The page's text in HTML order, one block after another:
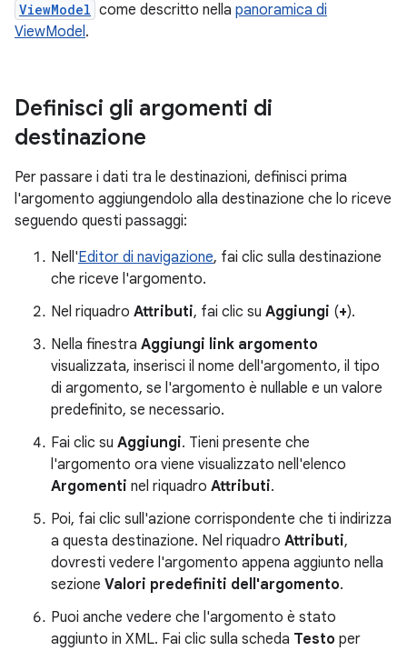
ViewModel come descritto nella panoramica di
ViewModel.
Definisci gli argomenti di
destinazione
Per passare i dati tra le destinazioni, definisci prima
l'argomento aggiungendolo alla destinazione che lo riceve
seguendo questi passaggi:
Nell'Editor di navigazione, fai clic sulla destinazione
che riceve l'argomento.
Nel riquadro Attributi, fai clic su Aggiungi (+).
Nella finestra Aggiungi link argomento
visualizzata, inserisci il nome dell'argomento, il tipo
di argomento, se l'argomento è nullable e un valore
predefinito, se necessario.
Fai clic su Aggiungi. Tieni presente che
l'argomento ora viene visualizzato nell'elenco
Argomenti nel riquadro Attributi.
Poi, fai clic sull'azione corrispondente che ti indirizza
a questa destinazione. Nel riquadro Attributi,
dovresti vedere l'argomento appena aggiunto nella
sezione Valori predefiniti dell'argomento.
Puoi anche vedere che l'argomento è stato
aggiunto in XML. Fai clic sulla scheda Testo per